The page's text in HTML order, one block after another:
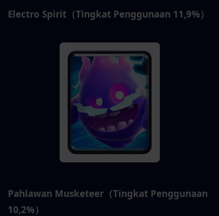
Electro Spirit（Tingkat Penggunaan 11,9%）
Pahlawan Musketeer（Tingkat Penggunaan
10,2%）